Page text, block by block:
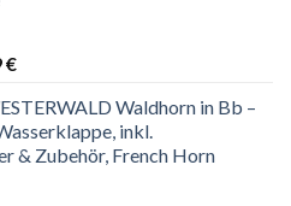
€
€Aktueller
ist:
229,99 €.
Waldhorn in Bb –
inkl.
& Zubehör, French Horn